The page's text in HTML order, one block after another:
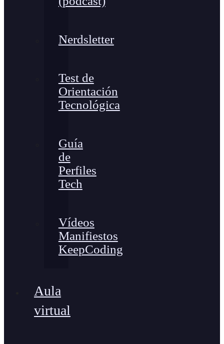
Nerdsletter
Test de
Orientación
Tecnológica
Guía
de
Perfiles
Tech
Vídeos
Manifiestos
KeepCoding
Aula
virtual